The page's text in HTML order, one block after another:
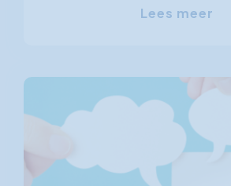
Lees meer